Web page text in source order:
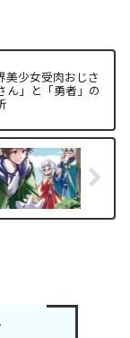
美少女受肉おじさ
ん」と「勇者」の